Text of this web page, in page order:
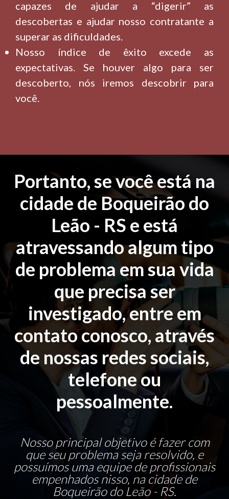
capazes de ajudar a “digerir” as
descobertas e ajudar nosso contratante a
superar as dificuldades.
Nosso índice de êxito excede as
expectativas. Se houver algo para ser
descoberto, nós iremos descobrir para
você.
Portanto, se você está na
cidade de Boqueirão do
Leão - RS e está
atravessando algum tipo
de problema em sua vida
que precisa ser
investigado, entre em
contato conosco, através
de nossas redes sociais,
telefone ou
pessoalmente.
Nosso principal objetivo é fazer com
que seu problema seja resolvido, e
possuímos uma equipe de profissionais
empenhados nisso, na cidade de
Boqueirão do Leão - RS.